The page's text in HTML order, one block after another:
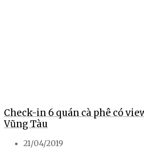
Check-in 6 quán cà phê có
Vũng Tàu
21/04/2019